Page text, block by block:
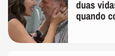
duas
quando